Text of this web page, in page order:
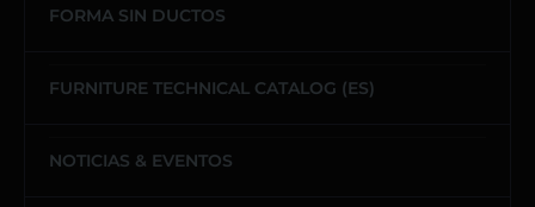
FORMA SIN DUCTOS
FURNITURE TECHNICAL CATALOG (ES)
NOTICIAS & EVENTOS